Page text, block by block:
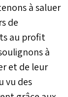
à saluer
de
au profit
à
et de leur
vu des